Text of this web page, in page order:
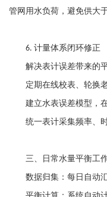
管网用水负荷，避免供大
6. 计量体系闭环修正
解决表计误差带来的
定期在线校表、轮换
建立水表误差模型，
统一表计采集频率、
三、日常水量平衡工
数据归集：每日自动